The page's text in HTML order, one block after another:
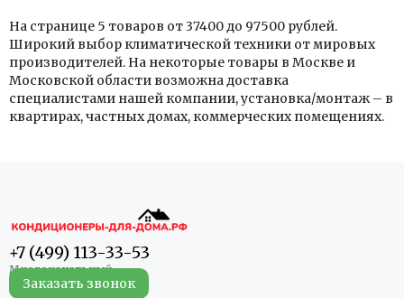
На странице 5 товаров от 37400 до 97500 рублей.
Широкий выбор климатической техники от мировых
производителей. На некоторые товары в Москве и
Московской области возможна доставка
специалистами нашей компании, установка/монтаж – в
квартирах, частных домах, коммерческих помещениях.
+7 (499) 113-33-53
Заказать звонок